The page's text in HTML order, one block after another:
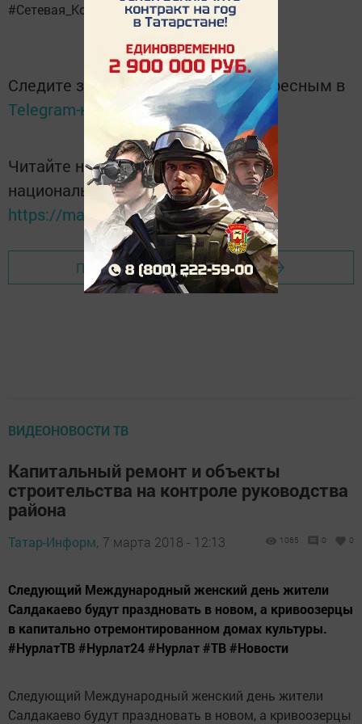
#Сетевая_Компания
Следите за самым важным и интересным в
Telegram-канале
Татмедиа
Читайте новости Татарстана в
национальном мессенджере MАХ:
https://max.ru/tatmedia
Перейти на страницу новости
ВИДЕОНОВОСТИ ТВ
Капитальный ремонт и объекты
строительства на контроле руководства
района
Татар-Информ, 7 марта 2018 - 12:13 1065 0 0
Следующий Международный женский день жители
Салдакаево будут праздновать в новом, а кривоозерцы
в капитально отремонтированном домах культуры.
#НурлатТВ #Нурлат24 #Нурлат #ТВ #Новости
Следующий Международный женский день жители
Салдакаево будут праздновать в новом, а кривоозерцы